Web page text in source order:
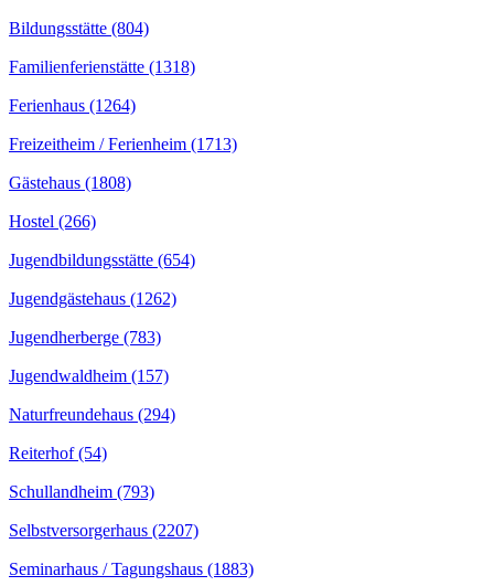
Bildungsstätte (804)
Familienferienstätte (1318)
Ferienhaus (1264)
Freizeitheim / Ferienheim (1713)
Gästehaus (1808)
Hostel (266)
Jugendbildungsstätte (654)
Jugendgästehaus (1262)
Jugendherberge (783)
Jugendwaldheim (157)
Naturfreundehaus (294)
Reiterhof (54)
Schullandheim (793)
Selbstversorgerhaus (2207)
Seminarhaus / Tagungshaus (1883)